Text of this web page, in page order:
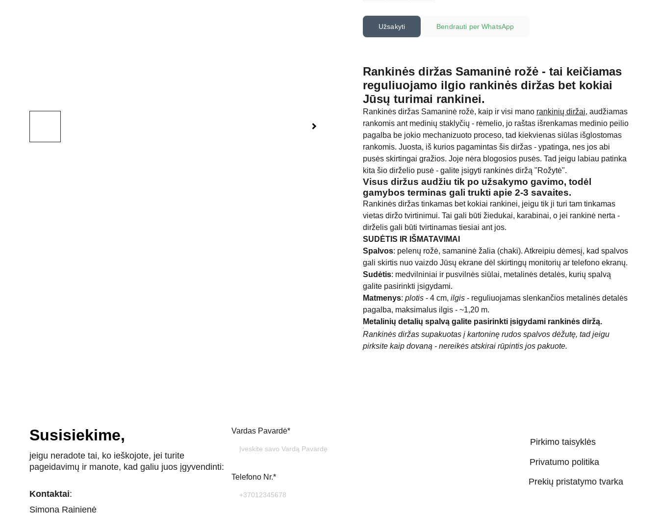
Užsakyti Bendrauti per WhatsApp
Rankinės diržas Samaninė rožė - tai keičiamas
reguliuojamo ilgio rankinės diržas bet kokiai
Jūsų turimai rankinei.
Rankinės diržas Samaninė rožė, kaip ir visi mano rankinių diržai, audžiamas
rankomis ant medinių staklyčių - rėmelio, jo raštas išrenkamas medinio peilio
pagalba be jokio mechanizuoto proceso, tad kiekvienas siūlas išglostomas
rankomis. Juosta, iš kurios pagamintas šis diržas - ypatinga, nes jos abi
pusės skirtingai gražios. Joje nėra blogosios pusės. Tad jeigu labiau patinka
kita šio dirželio pusė - galite įsigyti rankinės diržą "Rožytė".
Visus diržus audžiu tik po užsakymo gavimo, todėl
gamybos terminas gali trukti apie 2-3 savaites.
Rankinės diržas tinkamas bet kokiai rankinei, jeigu tik ji turi tam tinkamas
vietas diržo tvirtinimui. Tai gali būti žiedukai, karabinai, o jei rankinė nerta -
dirželis gali būti tvirtinamas tiesiai ant jos.
SUDĖTIS IR IŠMATAVIMAI
Spalvos: pelenų rožė, samaninė žalia (chaki). Atkreipiu dėmesį, kad spalvos
gali skirtis nuo vaizdo Jūsų ekrane dėl skirtingų monitorių ar telefono ekranų.
Sudėtis: medvilniniai ir pusvilnės siūlai, metalinės detalės, kurių spalvą
galite pasirinkti įsigydami.
Matmenys: plotis - 4 cm, ilgis - reguliuojamas slenkančios metalinės detalės
pagalba, maksimalus ilgis - ~1,20 m.
Metalinių detalių spalvą galite pasirinkti įsigydami rankinės diržą.
Rankinės diržas supakuotas į kartoninę rudos spalvos dėžutę, tad jeigu
pirksite kaip dovaną - nereikės atskirai rūpintis jos pakuote.
Susisiekime,
jeigu neradote tai, ko ieškojote, jei turite
pageidavimų ir manote, kad galiu juos įgyvendinti:
Kontaktai:
Simona Rainienė
Vardas Pavardė*
Telefono Nr.*
Privatumo politika
Pirkimo taisyklės
Prekių pristatymo tvarka